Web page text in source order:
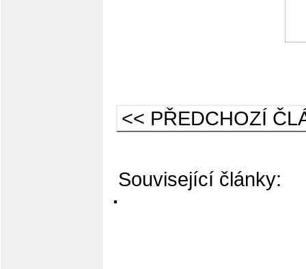
<< PŘEDCHOZÍ
Související články:
·